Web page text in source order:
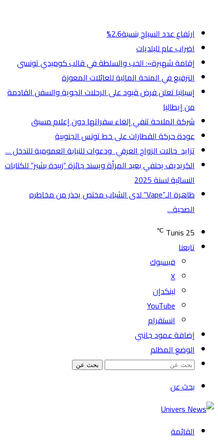
ارتفاع عدد السياح بنسبة2.6%
اضراب عام للبلديات
إقامة شهيرة»: الحب والسلطة في قالب كوميدي تونسي
الترفيع في المنحة المالية للعائلات المعوزة
إسبانيا تعلن فرض قيود على الرحلات الجوية والسفن القادمة
من إيطاليا
شركة الملاحة تنفي إلغاء سفراتها دون إعلام مسبق
عودة حركة القطارات على خط تونس الجنوبية
تزايد حالات الزواج العرفي ودعوات للنيابة العمومية للتدخل …
الكريديف يحتفي بعيد المرأة ويسند جائزة “زبيدة بشير” للكتابات
النسائية لسنة 2025
ظاهرة الـ”Vape” لدى الشباب مختص يحذر من مخاطره
الصحية…
Tunis 25
℃
تابعنا
فيسبوك
‫X
لينكدإن
‫YouTube
انستقرام
إضافة عمود جانبي
الوضع المظلم
بحث عن
بحث عن
القائمة